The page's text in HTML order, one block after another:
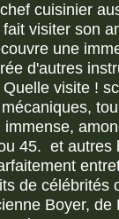
cuisinier
visiter son
une
d'autres
visite !
45. et autres
de célébrités
Boyer, de